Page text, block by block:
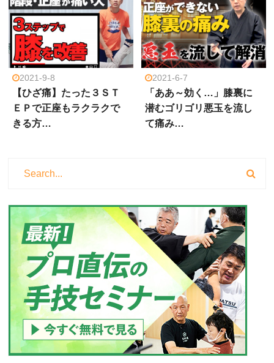
2021-9-8
【ひざ痛】たった３ＳＴ
ＥＰで正座もラクラクで
きる方…
2021-6-7
「ああ～効く…」膝裏に
潜むゴリゴリ悪玉を流し
て痛み…